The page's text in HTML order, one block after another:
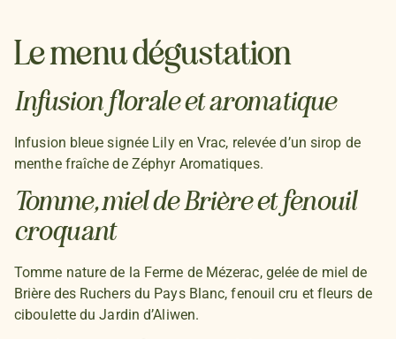
Le menu dégustation
Infusion florale et aromatique
Infusion bleue signée Lily en Vrac, relevée d’un sirop de
menthe fraîche de Zéphyr Aromatiques.
Tomme, miel de Brière et fenouil
croquant
Tomme nature de la Ferme de Mézerac, gelée de miel de
Brière des Ruchers du Pays Blanc, fenouil cru et fleurs de
ciboulette du Jardin d’Aliwen.